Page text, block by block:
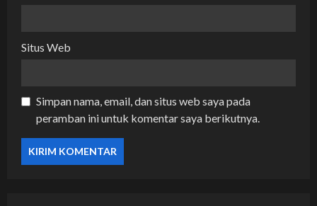
Situs Web
Simpan nama, email, dan situs web saya pada
peramban ini untuk komentar saya berikutnya.